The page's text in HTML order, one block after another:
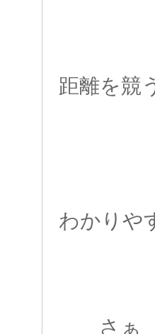
距離を
わかり
さぁ